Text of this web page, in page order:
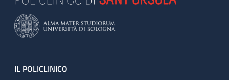
Footer
IL POLICLINICO